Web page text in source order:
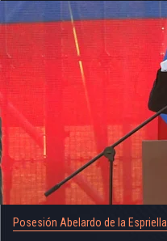
Posesión Abelardo de la Espriella